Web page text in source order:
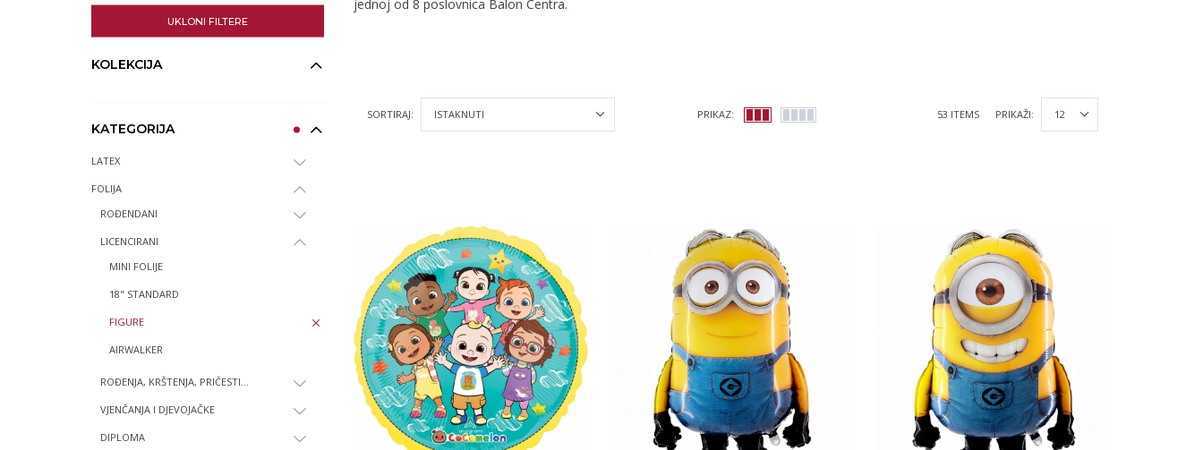
UKLONI FILTERE
KOLEKCIJA
KATEGORIJA
LATEX
FOLIJA
ROĐENDANI
LICENCIRANI
MINI FOLIJE
18" STANDARD
FIGURE
AIRWALKER
ROĐENJA, KRŠTENJA, PRIČESTI...
VJENČANJA I DJEVOJAČKE
DIPLOMA
jednoj od 8 poslovnica Balon Centra.
SORTIRAJ: PRIKAZ: 53 ITEMS PRIKAŽI: